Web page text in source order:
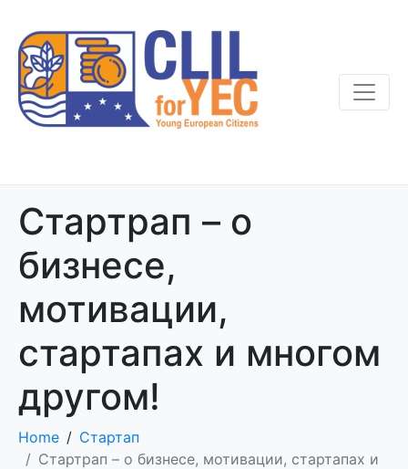
Стартрап – о
бизнесе,
мотивации,
стартапах и многом
другом!
Home
Стартап
Стартрап – о бизнесе, мотивации, стартапах и